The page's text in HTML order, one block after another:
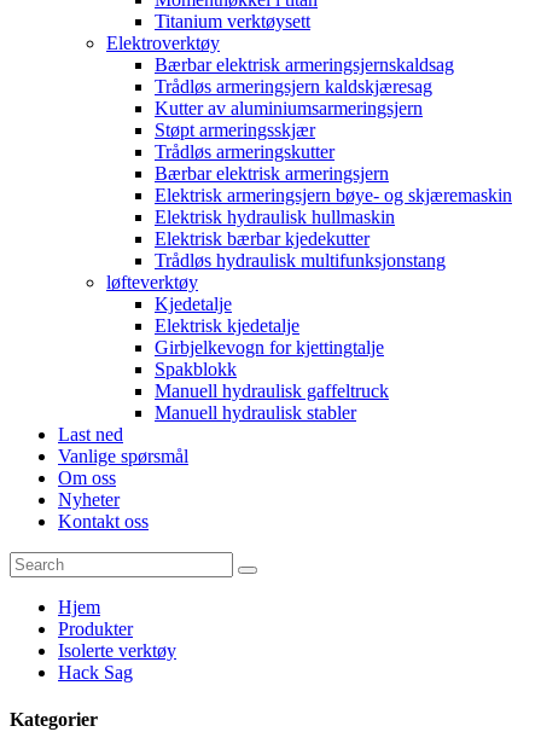
Titanium verktøysett
Elektroverktøy
Bærbar elektrisk armeringsjernskaldsag
Trådløs armeringsjern kaldskjæresag
Kutter av aluminiumsarmeringsjern
Støpt armeringsskjær
Trådløs armeringskutter
Bærbar elektrisk armeringsjern
Elektrisk armeringsjern bøye- og skjæremaskin
Elektrisk hydraulisk hullmaskin
Elektrisk bærbar kjedekutter
Trådløs hydraulisk multifunksjonstang
løfteverktøy
Kjedetalje
Elektrisk kjedetalje
Girbjelkevogn for kjettingtalje
Spakblokk
Manuell hydraulisk gaffeltruck
Manuell hydraulisk stabler
Last ned
Vanlige spørsmål
Om oss
Nyheter
Kontakt oss
Hjem
Produkter
Isolerte verktøy
Hack Sag
Kategorier